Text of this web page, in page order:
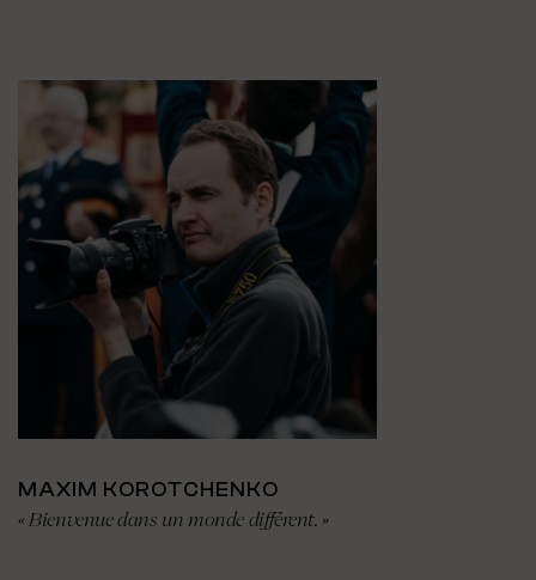
MAXIM KOROTCHENKO
« Bienvenue dans un monde différent. »